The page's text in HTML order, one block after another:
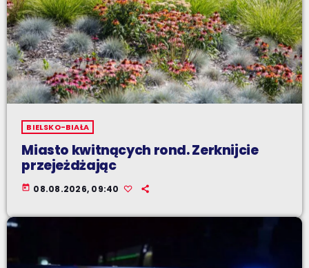
BIELSKO-BIAŁA
Miasto kwitnących rond. Zerknijcie
przejeżdżając
today 08.08.2026, 09:40